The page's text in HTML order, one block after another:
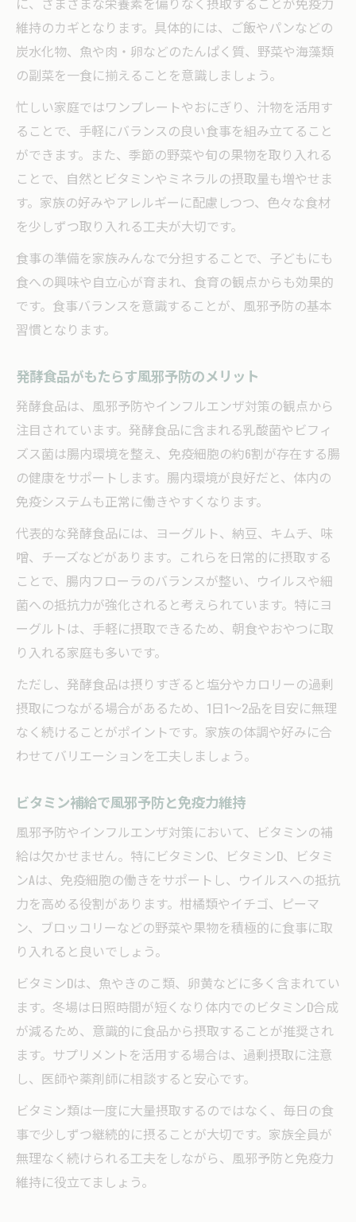
維持のカギとなります。具体的には、ご飯やパンなどの
炭水化物、魚や肉・卵などのたんぱく質、野菜や海藻類
の副菜を一食に揃えることを意識しましょう。
忙しい家庭ではワンプレートやおにぎり、汁物を活用す
ることで、手軽にバランスの良い食事を組み立てること
ができます。また、季節の野菜や旬の果物を取り入れる
ことで、自然とビタミンやミネラルの摂取量も増やせま
す。家族の好みやアレルギーに配慮しつつ、色々な食材
を少しずつ取り入れる工夫が大切です。
食事の準備を家族みんなで分担することで、子どもにも
食への興味や自立心が育まれ、食育の観点からも効果的
です。食事バランスを意識することが、風邪予防の基本
習慣となります。
発酵食品がもたらす風邪予防のメリット
発酵食品は、風邪予防やインフルエンザ対策の観点から
注目されています。発酵食品に含まれる乳酸菌やビフィ
ズス菌は腸内環境を整え、免疫細胞の約6割が存在する腸
の健康をサポートします。腸内環境が良好だと、体内の
免疫システムも正常に働きやすくなります。
代表的な発酵食品には、ヨーグルト、納豆、キムチ、味
噌、チーズなどがあります。これらを日常的に摂取する
ことで、腸内フローラのバランスが整い、ウイルスや細
菌への抵抗力が強化されると考えられています。特にヨ
ーグルトは、手軽に摂取できるため、朝食やおやつに取
り入れる家庭も多いです。
ただし、発酵食品は摂りすぎると塩分やカロリーの過剰
摂取につながる場合があるため、1日1〜2品を目安に無理
なく続けることがポイントです。家族の体調や好みに合
わせてバリエーションを工夫しましょう。
ビタミン補給で風邪予防と免疫力維持
風邪予防やインフルエンザ対策において、ビタミンの補
給は欠かせません。特にビタミンC、ビタミンD、ビタミ
ンAは、免疫細胞の働きをサポートし、ウイルスへの抵抗
力を高める役割があります。柑橘類やイチゴ、ピーマ
ン、ブロッコリーなどの野菜や果物を積極的に食事に取
り入れると良いでしょう。
ビタミンDは、魚やきのこ類、卵黄などに多く含まれてい
ます。冬場は日照時間が短くなり体内でのビタミンD合成
が減るため、意識的に食品から摂取することが推奨され
ます。サプリメントを活用する場合は、過剰摂取に注意
し、医師や薬剤師に相談すると安心です。
ビタミン類は一度に大量摂取するのではなく、毎日の食
事で少しずつ継続的に摂ることが大切です。家族全員が
無理なく続けられる工夫をしながら、風邪予防と免疫力
維持に役立てましょう。